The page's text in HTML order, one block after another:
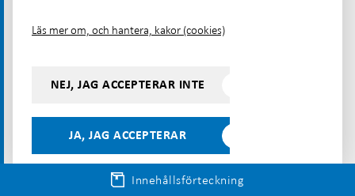
Innehållsförteckning
företag redovisar hållbarhetsinformation. IFRS
företags hållbarhetsredovisning
CSRD, Corporate Sustainability Reporting Directive
Det ska ersätta det befintliga EU-direktivet om icke-
finansiella rapporter (NFRD). CSRD omfattar
Läs mer om, och hantera, kakor (cookies)
NEJ, JAG ACCEPTERAR INTE
JA, JAG ACCEPTERAR